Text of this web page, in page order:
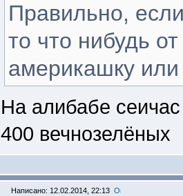
Правильно,
то что нибудь
америкашку
На алибабе
400 вечнозелёных
Написано: 12.02.2014, 22:13